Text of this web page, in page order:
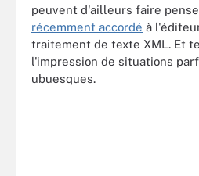
peuvent d'ailleurs faire
récemment accordé à
traitement de texte XML. Et
l'impression de situations
ubuesques.